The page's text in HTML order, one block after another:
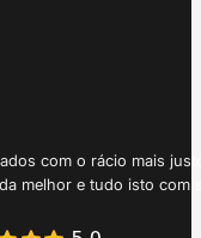
com o rácio mais
melhor e tudo isto